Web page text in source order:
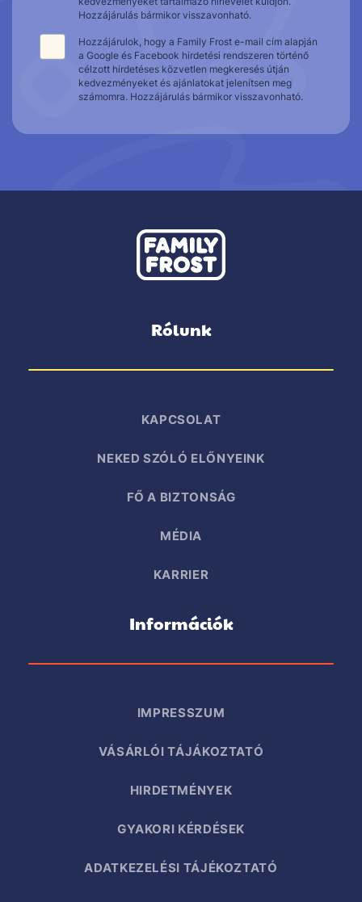
Hozzájárulás bármikor visszavonható.
Hozzájárulok, hogy a Family Frost e-mail cím alapján
a Google és Facebook hirdetési rendszeren történő
célzott hirdetéses közvetlen megkeresés útján
kedvezményeket és ajánlatokat jelenítsen meg
számomra. Hozzájárulás bármikor visszavonható.
Rólunk
KAPCSOLAT
NEKED SZÓLÓ ELŐNYEINK
FŐ A BIZTONSÁG
MÉDIA
KARRIER
Információk
IMPRESSZUM
VÁSÁRLÓI TÁJÁKOZTATÓ
HIRDETMÉNYEK
GYAKORI KÉRDÉSEK
ADATKEZELÉSI TÁJÉKOZTATÓ